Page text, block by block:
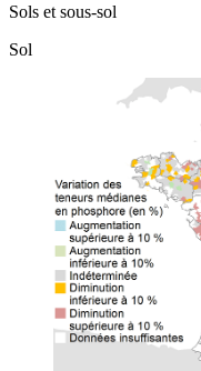
Sols et sous-sol
Sol